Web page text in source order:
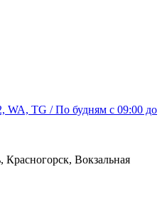
WA, TG / По будням c 09:00 до
Красногорск, Вокзальная